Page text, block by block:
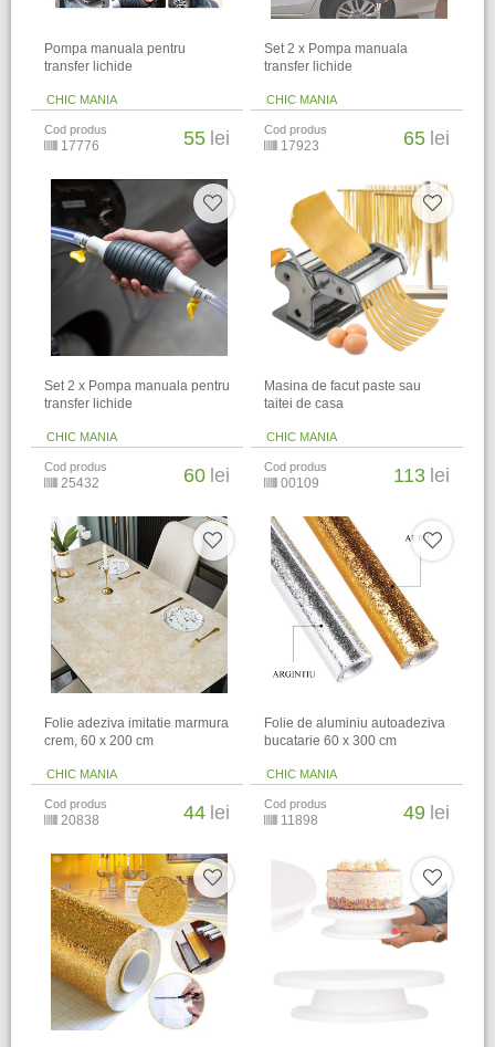
Pompa manuala pentru
transfer lichide
CHIC MANIA
Cod produs
17776 55 lei
Set 2 x Pompa manuala
transfer lichide
CHIC MANIA
Cod produs
17923 65 lei
Set 2 x Pompa manuala pentru
transfer lichide
CHIC MANIA
Cod produs
25432 60 lei
Masina de facut paste sau
taitei de casa
CHIC MANIA
Cod produs
00109 113 lei
Folie adeziva imitatie marmura
crem, 60 x 200 cm
CHIC MANIA
Cod produs
20838 44 lei
Folie de aluminiu autoadeziva
bucatarie 60 x 300 cm
CHIC MANIA
Cod produs
11898 49 lei